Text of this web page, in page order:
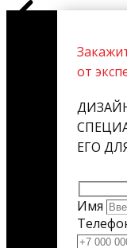
от
ЕГО
Имя